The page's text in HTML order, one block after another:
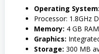
Operating System:
Processor: 1.8GHz
Memory: 4 GB RAM
Graphics:
Storage: 300 MB